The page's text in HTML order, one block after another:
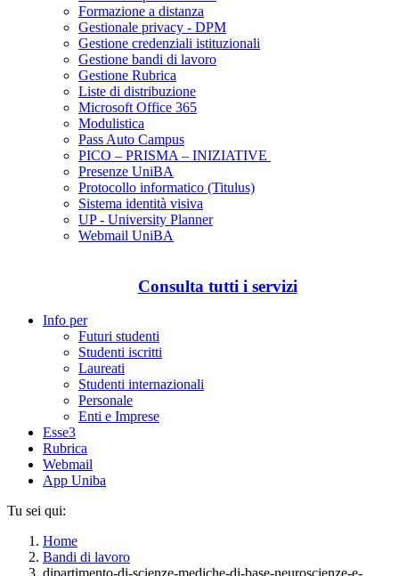
Formazione a distanza
Gestionale privacy - DPM
Gestione credenziali istituzionali
Gestione bandi di lavoro
Gestione Rubrica
Liste di distribuzione
Microsoft Office 365
Modulistica
Pass Auto Campus
PICO – PRISMA – INIZIATIVE
Presenze UniBA
Protocollo informatico (Titulus)
Sistema identità visiva
UP - University Planner
Webmail UniBA
Consulta tutti i servizi
Info per
Futuri studenti
Studenti iscritti
Laureati
Studenti internazionali
Personale
Enti e Imprese
Esse3
Rubrica
Webmail
App Uniba
Tu sei qui:
Home
Bandi di lavoro